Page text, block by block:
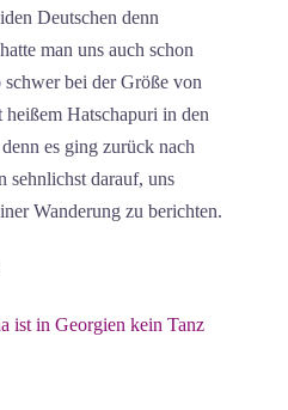
Deutschen denn
man uns auch schon
bei der Größe von
Hatschapuri in den
es ging zurück nach
sehnlichst darauf, uns
Wanderung zu berichten.
ist in Georgien kein Tanz